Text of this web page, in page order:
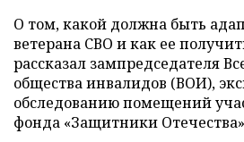
О том, какой должна быть
ветерана СВО и как ее
рассказал зампредседателя
общества инвалидов (ВОИ),
обследованию помещений
фонда «Защитники